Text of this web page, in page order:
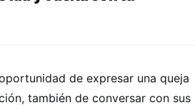
de expresar una queja
también de conversar con sus